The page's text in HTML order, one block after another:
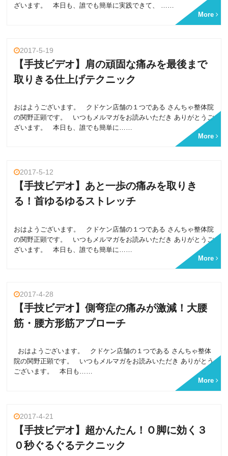
ざいます。 本日も、誰でも簡単に実践できて、 ……
More
2017-5-19
【手技ビデオ】肩の頑固な痛みを最後まで
取りきる仕上げテクニック
おはようございます。 クドケン店舗の１つである さんちゃ整体院
の関野正顕です。 いつもメルマガをお読みいただき ありがとうご
ざいます。 本日も、誰でも簡単に……
More
2017-5-12
【手技ビデオ】あと一歩の痛みを取りき
る！首ゆるゆるストレッチ
おはようございます。 クドケン店舗の１つである さんちゃ整体院
の関野正顕です。 いつもメルマガをお読みいただき ありがとうご
ざいます。 本日も、誰でも簡単に……
More
2017-4-28
【手技ビデオ】側弯症の痛みが激減！大腰
筋・腰方形筋アプローチ
おはようございます。 クドケン店舗の１つである さんちゃ整体
院の関野正顕です。 いつもメルマガをお読みいただき ありがとう
ございます。 本日も……
More
2017-4-21
【手技ビデオ】超かんたん！Ｏ脚に効く３
０秒ぐるぐるテクニック